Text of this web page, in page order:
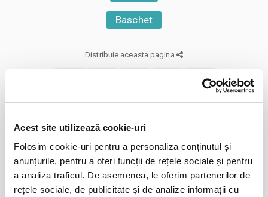
Acest site utilizează cookie-uri
Folosim cookie-uri pentru a personaliza conținutul și
anunțurile, pentru a oferi funcții de rețele sociale și pentru
a analiza traficul. De asemenea, le oferim partenerilor de
rețele sociale, de publicitate și de analize informații cu
Baschet
Distribuie aceasta pagina
Evenimente similare
Abonamente FC Bihor Oradea
Oradea
BILETE
01
iun